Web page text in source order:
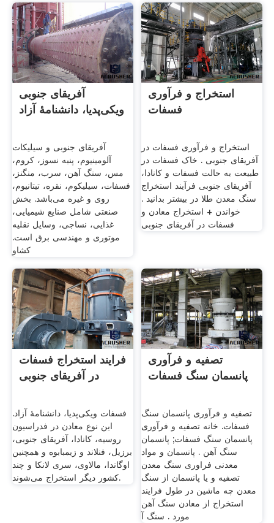
آفریقای جنوبی
ویکی‌پدیا، دانشنامهٔ آزاد
آفریقای جنوبی و سیلیکات
آلومینیوم، پنبه نسوز، کروم،
مس، سنگ آهن، سرب، منگنز،
فسفات، سیلیکوم، نقره، تیتانیوم،
روی و غیره می‌باشد. بخش
صنعتی شامل صنایع شیمیایی،
غذایی، نساجی، وسایل نقلیه
موتوری و مهندسی برق است.
کشاو
استخراج و فرآوری
فسفات
استخراج و فرآوری فسفات در
آفریقای جنوبی . خاک فسفات در
طبیعت به حالت فسفات و کانادا،
آفریقای جنوبی فرآیند استخراج
سنگ معدن طلا در بیشتر بدانید .
خواندن + استخراج معادن و
فسفات در آفریقای جنوبی
فرایند استخراج فسفات
در آفریقای جنوبی
فسفات ویکی‌پدیا، دانشنامهٔ آزاد.
این نوع معادن در فدراسیون
روسیه، کانادا، آفریقای جنوبی،
برزیل، فنلاند و زیمبابوه و همچنین
اوگاندا، مالاوی، سری لانکا و چند
کشور دیگر استخراج می‌شوند.
تصفیه و فرآوری
پانسمان سنگ فسفات
تصفیه و فرآوری پانسمان سنگ
فسفات. خانه تصفیه و فرآوری
پانسمان سنگ فسفات; پانسمان
سنگ آهن . پانسمان و مواد
معدنی فراوری سنگ معدن
تصفیه و یا پانسمان از سنگ
معدن چه ماشین در طول فرایند
استخراج از معادن سنگ آهن
مورد . سنگ آ